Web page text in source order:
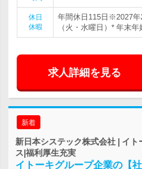
休日
休暇
年間休日115日※2027年
（火・水曜日）* 年末年
求人詳細を見る
新着
新日本システック株式会社 | イ
ス|福利厚生充実
イトーキグループ企業の【